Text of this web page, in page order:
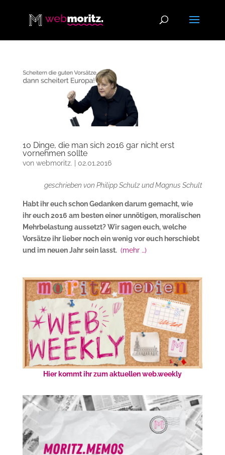
10 Dinge, die man sich 2016 gar nicht erst
vornehmen sollte
von webmoritz. 02.01.2016
geschrieben von Philipp Schulz und Magnus Schult
Habt ihr euch schon Gedanken darum gemacht, wie
ihr euch 2016 am besten einer unnötigen, moralischen
Mehrbelastung aussetzt? Wir sagen euch, welche
Vorsätze ihr lieber noch ein wenig vor euch herschiebt
und im neuen Jahr sein lasst. (mehr …)
Hier kommt ihr zum aktuellen web.weekly